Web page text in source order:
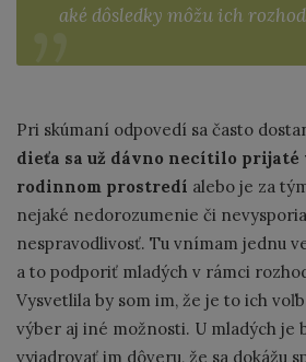
aké dôsledky môžu ich
Pri skúmaní odpovedí sa často
dieťa sa už dávno necítilo prijaté
rodinnom prostredí alebo je za
nejaké nedorozumenie či
nespravodlivosť. Tu vnímam jednu
a to podporiť mladých v rámci
Vysvetlila by som im, že je to ich
výber aj iné možnosti. U mladých je
vyjadrovať im dôveru, že sa dokážu